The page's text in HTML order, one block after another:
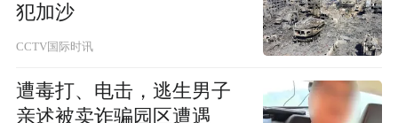
犯加沙
CCTV国际时讯
遭毒打、电击，逃生男子
亲述被卖诈骗园区遭遇